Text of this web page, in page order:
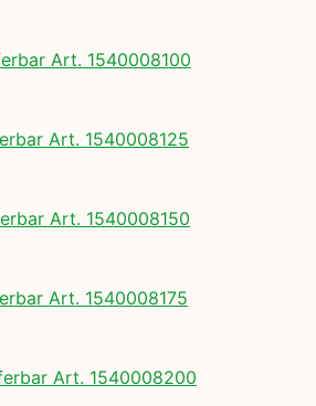
Art. 1540008100
Art. 1540008125
Art. 1540008150
Art. 1540008175
Art. 1540008200